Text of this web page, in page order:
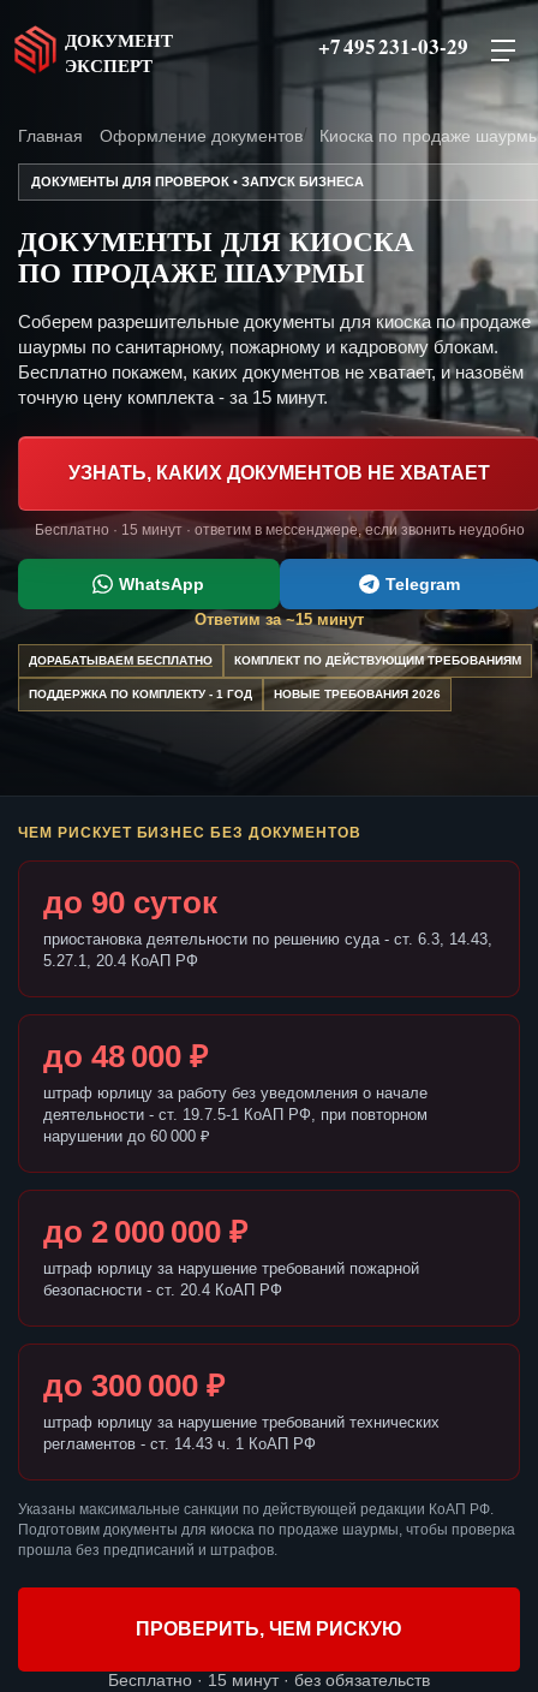
ДОКУМЕНТ
ЭКСПЕРТ
+7 495 231-03-29
Главная Оформление документов Киоска по продаже
ДОКУМЕНТЫ ДЛЯ ПРОВЕРОК • ЗАПУСК БИЗНЕСА
ДОКУМЕНТЫ ДЛЯ КИОСКА
ПО ПРОДАЖЕ ШАУРМЫ
Соберем разрешительные документы для киоска по продаже
шаурмы по санитарному, пожарному и кадровому блокам.
Бесплатно покажем, каких документов не хватает, и назовём
точную цену комплекта - за 15 минут.
УЗНАТЬ, КАКИХ ДОКУМЕНТОВ НЕ ХВАТАЕТ
Бесплатно · 15 минут · ответим в мессенджере, если звонить неудобно
WhatsApp Telegram
Ответим за ~15 минут
ДОРАБАТЫВАЕМ БЕСПЛАТНО КОМПЛЕКТ ПО ДЕЙСТВУЮЩИМ ТРЕБОВАНИЯМ
ПОДДЕРЖКА ПО КОМПЛЕКТУ - 1 ГОД НОВЫЕ ТРЕБОВАНИЯ 2026
ЧЕМ РИСКУЕТ БИЗНЕС БЕЗ ДОКУМЕНТОВ
до 90 суток
приостановка деятельности по решению суда - ст. 6.3, 14.43,
5.27.1, 20.4 КоАП РФ
до 48 000 ₽
штраф юрлицу за работу без уведомления о начале
деятельности - ст. 19.7.5-1 КоАП РФ, при повторном
нарушении до 60 000 ₽
до 2 000 000 ₽
штраф юрлицу за нарушение требований пожарной
безопасности - ст. 20.4 КоАП РФ
до 300 000 ₽
штраф юрлицу за нарушение требований технических
регламентов - ст. 14.43 ч. 1 КоАП РФ
Указаны максимальные санкции по действующей редакции КоАП РФ.
Подготовим документы для киоска по продаже шаурмы, чтобы проверка
прошла без предписаний и штрафов.
ПРОВЕРИТЬ, ЧЕМ РИСКУЮ
Бесплатно · 15 минут · без обязательств